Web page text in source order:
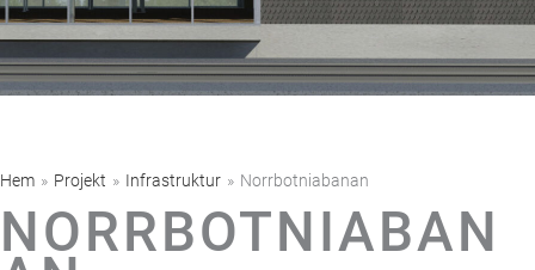
Hem » Projekt » Infrastruktur » Norrbotniabanan
NORRBOTNIABAN